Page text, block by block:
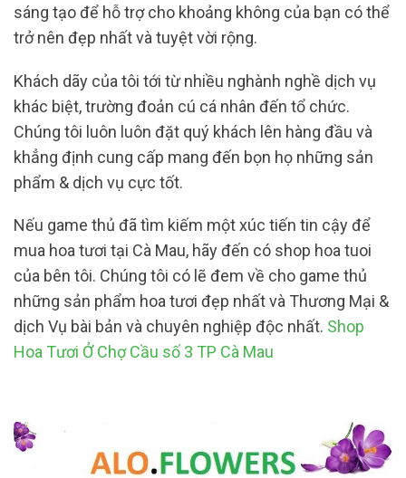
sáng tạo để hỗ trợ cho khoảng không của bạn có thể
trở nên đẹp nhất và tuyệt vời rộng.
Khách dãy của tôi tới từ nhiều nghành nghề dịch vụ
khác biệt, trường đoản cú cá nhân đến tổ chức.
Chúng tôi luôn luôn đặt quý khách lên hàng đầu và
khẳng định cung cấp mang đến bọn họ những sản
phẩm & dịch vụ cực tốt.
Nếu game thủ đã tìm kiếm một xúc tiến tin cậy để
mua hoa tươi tại Cà Mau, hãy đến có shop hoa tuoi
của bên tôi. Chúng tôi có lẽ đem về cho game thủ
những sản phẩm hoa tươi đẹp nhất và Thương Mại &
dịch Vụ bài bản và chuyên nghiệp độc nhất. Shop
Hoa Tươi Ở Chợ Cầu số 3 TP Cà Mau